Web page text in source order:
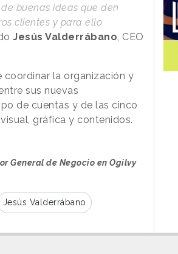
buenas ideas que den
clientes y para ello
Jesús Valderrábano , CEO
coordinar la organización y
sus nuevas
de cuentas y de las cinco
gráfica y contenidos.
General de Negocio en Ogilvy
Jesús Valderrábano